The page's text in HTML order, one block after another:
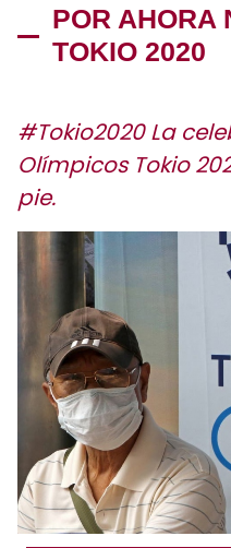
POR AHORA
TOKIO 2020
#Tokio2020 La
Olímpicos Tokio
pie.